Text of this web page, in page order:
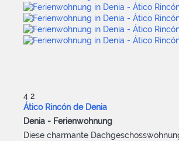
4 2
Ático Rincón de Denia
Denia - Ferienwohnung
Diese charmante